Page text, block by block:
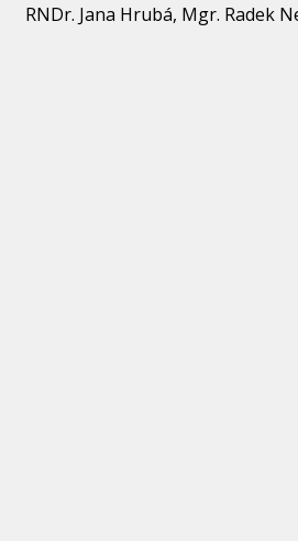
RNDr. Jana Hrubá, Mgr. Radek